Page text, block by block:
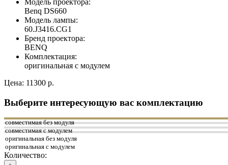
Benq DS660
Модель лампы:
60.J3416.CG1
Бренд проектора:
BENQ
Комплектация:
оригинальная с модулем
Цена: 11300 р.
Выберите интересующую вас комплектацию
совместимая без модуля
совместимая с модулем
оригинальная без модуля
оригинальная с модулем
Количество: